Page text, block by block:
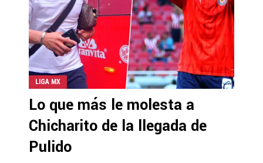
LIGA MX
Lo que más le molesta a
Chicharito de la llegada de
Pulido